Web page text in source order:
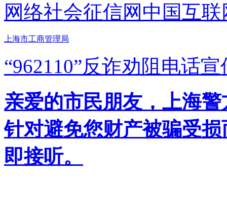
网络社会征信网 中国互
上海市工商管理局
“962110”反诈劝阻电话宣
亲爱的市民朋友，上海
针对避免您财产被骗受
即接听。